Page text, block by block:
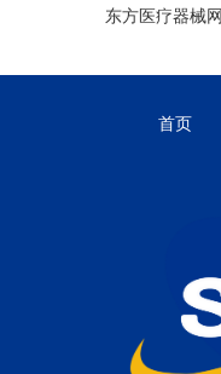
东方医疗器械网
首页